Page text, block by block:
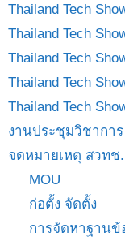
Thailand Tech
Thailand Tech
Thailand Tech
Thailand Tech
Thailand Tech
งานประชุมวิชากา
จดหมายเหตุ สวทช.
MOU
ก่อตั้ง จัดตั้ง
การจัดหาฐาน